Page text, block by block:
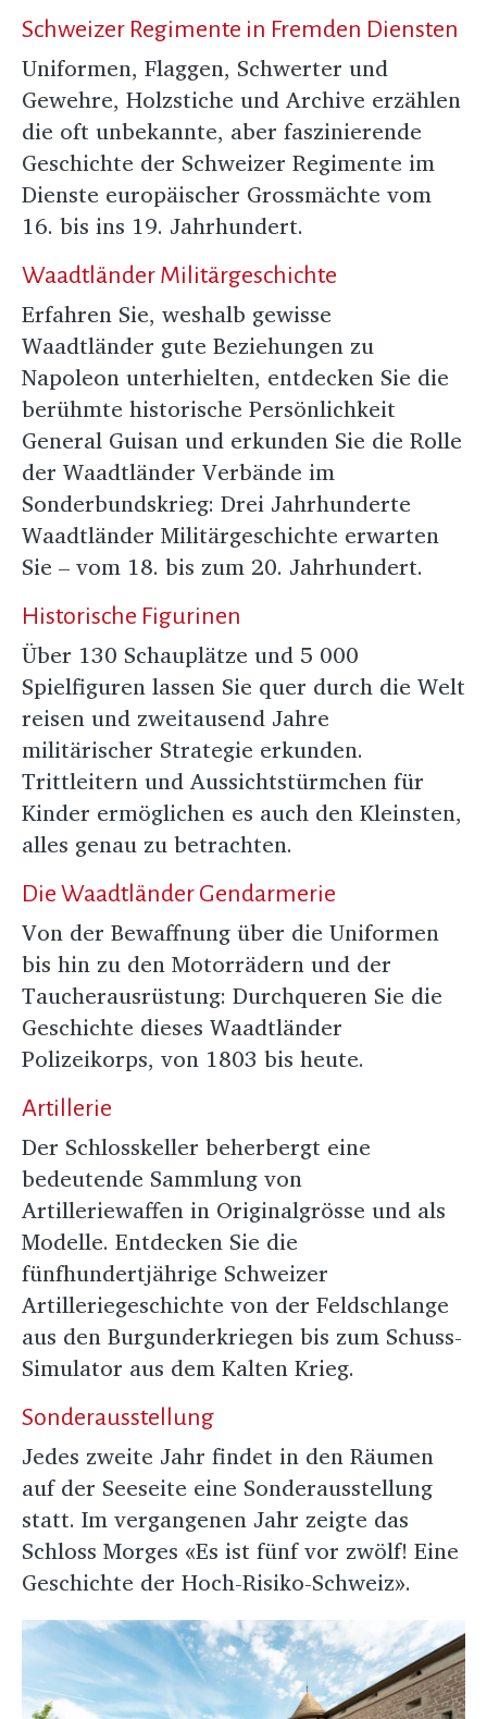
Schweizer Regimente in Fremden Diensten
Uniformen, Flaggen, Schwerter und
Gewehre, Holzstiche und Archive erzählen
die oft unbekannte, aber faszinierende
Geschichte der Schweizer Regimente im
Dienste europäischer Grossmächte vom
16. bis ins 19. Jahrhundert.
Waadtländer Militärgeschichte
Erfahren Sie, weshalb gewisse
Waadtländer gute Beziehungen zu
Napoleon unterhielten, entdecken Sie die
berühmte historische Persönlichkeit
General Guisan und erkunden Sie die Rolle
der Waadtländer Verbände im
Sonderbundskrieg: Drei Jahrhunderte
Waadtländer Militärgeschichte erwarten
Sie – vom 18. bis zum 20. Jahrhundert.
Historische Figurinen
Über 130 Schauplätze und 5 000
Spielfiguren lassen Sie quer durch die Welt
reisen und zweitausend Jahre
militärischer Strategie erkunden.
Trittleitern und Aussichtstürmchen für
Kinder ermöglichen es auch den Kleinsten,
alles genau zu betrachten.
Die Waadtländer Gendarmerie
Von der Bewaffnung über die Uniformen
bis hin zu den Motorrädern und der
Taucherausrüstung: Durchqueren Sie die
Geschichte dieses Waadtländer
Polizeikorps, von 1803 bis heute.
Artillerie
Der Schlosskeller beherbergt eine
bedeutende Sammlung von
Artilleriewaffen in Originalgrösse und als
Modelle. Entdecken Sie die
fünfhundertjährige Schweizer
Artilleriegeschichte von der Feldschlange
aus den Burgunderkriegen bis zum Schuss-
Simulator aus dem Kalten Krieg.
Sonderausstellung
Jedes zweite Jahr findet in den Räumen
auf der Seeseite eine Sonderausstellung
statt. Im vergangenen Jahr zeigte das
Schloss Morges «Es ist fünf vor zwölf! Eine
Geschichte der Hoch-Risiko-Schweiz».